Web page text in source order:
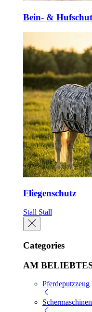
Bein- &
Fliegenschutz
Stall Stall
Categories
AM
Pferdeputzzeug